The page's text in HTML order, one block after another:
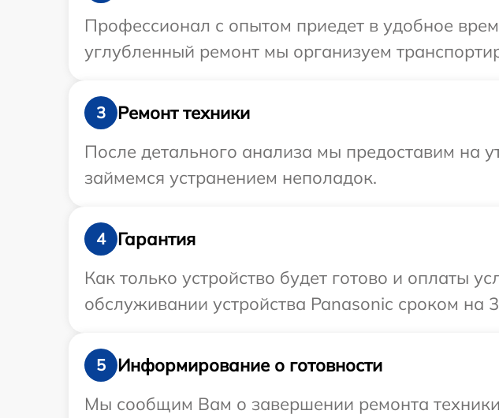
Профессионал с опытом приедет в удобное
углубленный ремонт мы организуем
3
Ремонт техники
После детального анализа мы предоставим на
займемся устранением неполадок.
4
Гарантия
Как только устройство будет готово и оплаты
обслуживании устройства Panasonic сроком на
5
Информирование о готовности
Мы сообщим Вам о завершении ремонта